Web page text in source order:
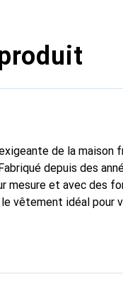
de la maison
depuis des
mesure et avec des
vêtement idéal pour